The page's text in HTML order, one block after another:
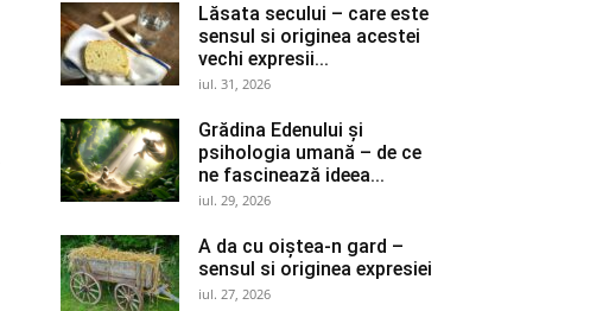
Lăsata secului – care este
sensul si originea acestei
vechi expresii...
iul. 31, 2026
Grădina Edenului și
psihologia umană – de ce
ne fascinează ideea...
iul. 29, 2026
A da cu oiștea-n gard –
sensul si originea expresiei
iul. 27, 2026